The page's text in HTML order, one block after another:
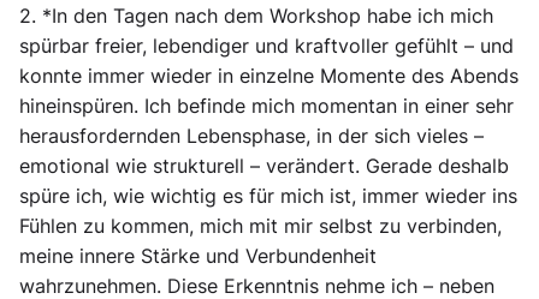
2. *In den Tagen nach dem Workshop habe ich mich
spürbar freier, lebendiger und kraftvoller gefühlt – und
konnte immer wieder in einzelne Momente des Abends
hineinspüren. Ich befinde mich momentan in einer sehr
herausfordernden Lebensphase, in der sich vieles –
emotional wie strukturell – verändert. Gerade deshalb
spüre ich, wie wichtig es für mich ist, immer wieder ins
Fühlen zu kommen, mich mit mir selbst zu verbinden,
meine innere Stärke und Verbundenheit
wahrzunehmen. Diese Erkenntnis nehme ich – neben